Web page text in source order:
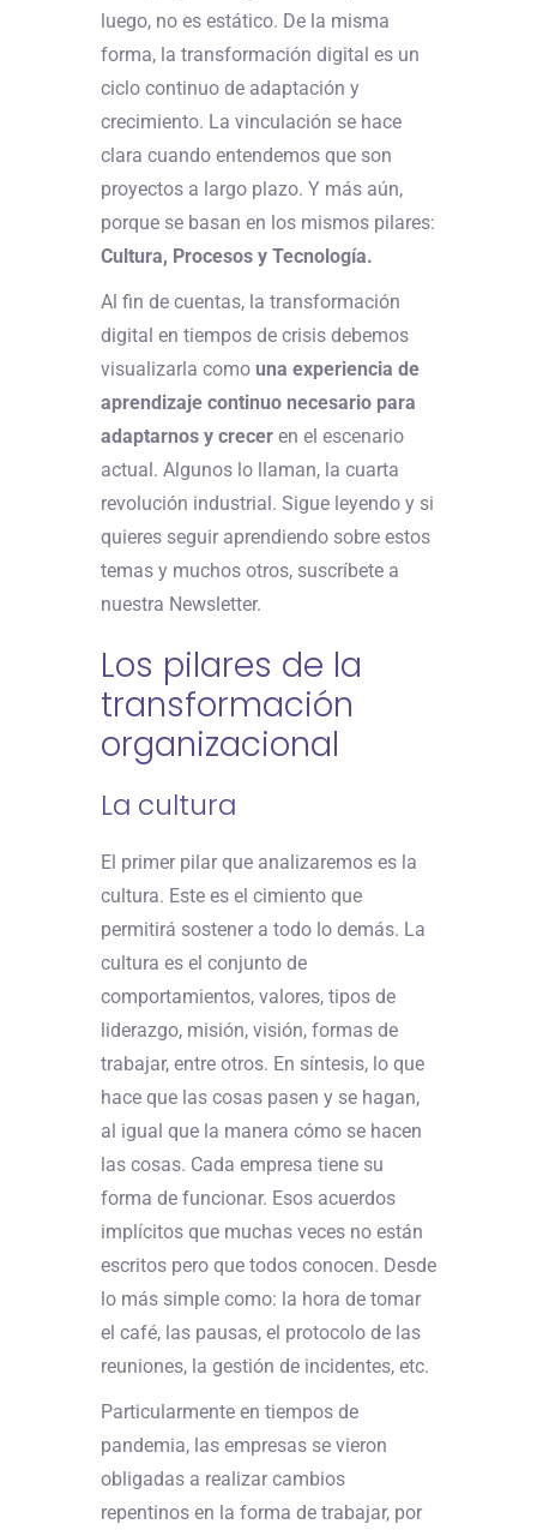
luego, no es estático. De la misma
forma, la transformación digital es un
ciclo continuo de adaptación y
crecimiento. La vinculación se hace
clara cuando entendemos que son
proyectos a largo plazo. Y más aún,
porque se basan en los mismos pilares:
Cultura, Procesos y Tecnología.
Al fin de cuentas, la transformación
digital en tiempos de crisis debemos
visualizarla como una experiencia de
aprendizaje continuo necesario para
adaptarnos y crecer en el escenario
actual. Algunos lo llaman, la cuarta
revolución industrial. Sigue leyendo y si
quieres seguir aprendiendo sobre estos
temas y muchos otros, suscríbete a
nuestra Newsletter.
Los pilares de la
transformación
organizacional
La cultura
El primer pilar que analizaremos es la
cultura. Este es el cimiento que
permitirá sostener a todo lo demás. La
cultura es el conjunto de
comportamientos, valores, tipos de
liderazgo, misión, visión, formas de
trabajar, entre otros. En síntesis, lo que
hace que las cosas pasen y se hagan,
al igual que la manera cómo se hacen
las cosas. Cada empresa tiene su
forma de funcionar. Esos acuerdos
implícitos que muchas veces no están
escritos pero que todos conocen. Desde
lo más simple como: la hora de tomar
el café, las pausas, el protocolo de las
reuniones, la gestión de incidentes, etc.
Particularmente en tiempos de
pandemia, las empresas se vieron
obligadas a realizar cambios
repentinos en la forma de trabajar, por